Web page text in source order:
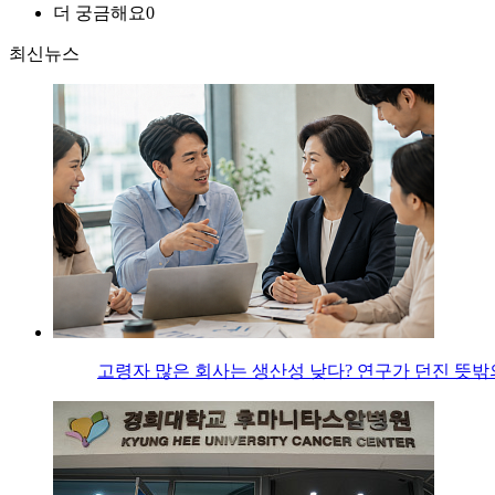
더 궁금해요0
최신뉴스
고령자 많은 회사는 생산성 낮다? 연구가 던진 뜻밖